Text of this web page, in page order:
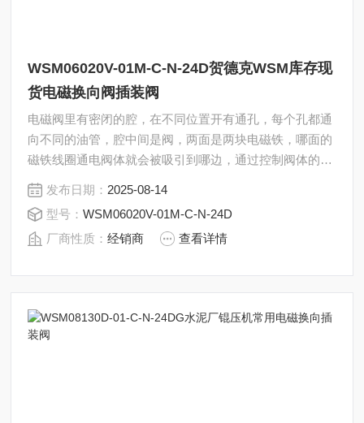
WSM06020V-01M-C-N-24D贺德克WSM库存现
货电磁换向阀插装阀
电磁阀里有密闭的腔，在不同位置开有通孔，每个孔都通
向不同的油管，腔中间是阀，两面是两块电磁铁，哪面的
磁铁线圈通电阀体就会被吸引到哪边，通过控制阀体的移
动来挡住或露出不同的排油的孔，而进油孔是常开的，液
压油就会进入不同的排油管，然后通过油的压力来推动油
缸的活塞，活塞又带动活塞杆，活塞竿带动机械装置动。
贺德克WSM库存现货电磁换向阀插装阀WSM06020V-
发布日期： 2025-08-14
型号：WSM06020V-01M-C-N-24D
厂商性质：经销商 查看详情